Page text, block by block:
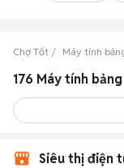
Chợ Tốt Máy tính
176 Máy tính
Siêu thị điện